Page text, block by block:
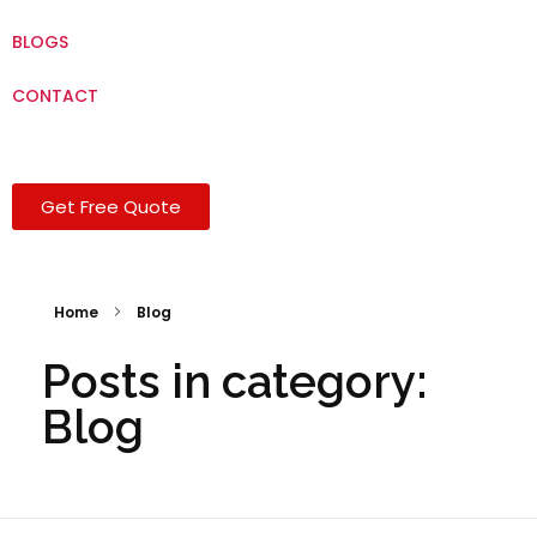
BLOGS
CONTACT
Get Free Quote
Home Blog
Posts in category:
Blog